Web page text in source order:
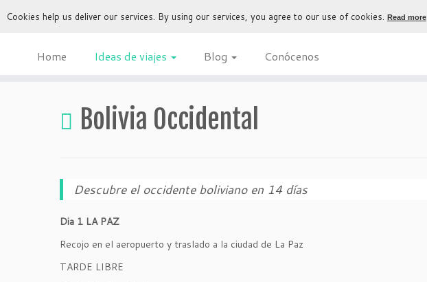
Home Ideas de viajes Blog Conócenos
Bolivia Occidental
Descubre el occidente boliviano en 14 días
Dia 1 LA PAZ
Recojo en el aeropuerto y traslado a la ciudad de La Paz
TARDE LIBRE
Cookies help us deliver our services. By using our services, you agree to our use of cookies.Read more